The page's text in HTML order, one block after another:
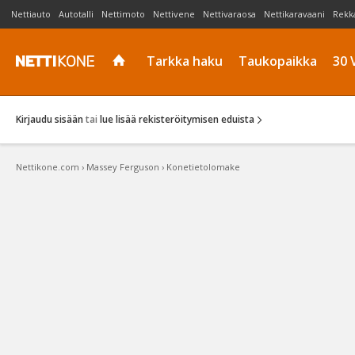
Nettiauto Autotalli Nettimoto Nettivene Nettivaraosa Nettikaravaani
Tarkka haku Taukopaikka 30
Kirjaudu sisään tai lue lisää rekisteröitymisen eduista
Nettikone.com › Massey Ferguson › Konetietolomake